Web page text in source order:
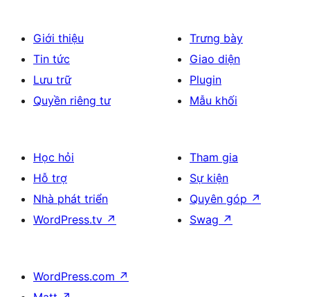
Giới thiệu
Tin tức
Lưu trữ
Quyền riêng tư
Trưng bày
Giao diện
Plugin
Mẫu khối
Học hỏi
Hỗ trợ
Nhà phát triển
WordPress.tv ↗
Tham gia
Sự kiện
Quyên góp ↗
Swag ↗
WordPress.com ↗